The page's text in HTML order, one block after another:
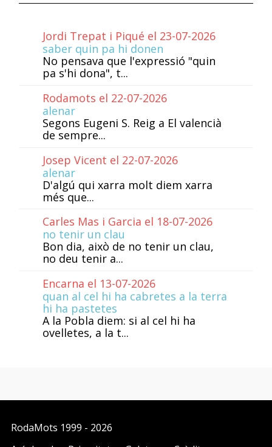
Jordi Trepat i Piqué el 23-07-2026
saber quin pa hi donen
No pensava que l'expressió "quin
pa s'hi dona", t...
Rodamots el 22-07-2026
alenar
Segons Eugeni S. Reig a El valencià
de sempre...
Josep Vicent el 22-07-2026
alenar
D'algú qui xarra molt diem xarra
més que...
Carles Mas i Garcia el 18-07-2026
no tenir un clau
Bon dia, això de no tenir un clau,
no deu tenir a...
Encarna el 13-07-2026
quan al cel hi ha cabretes a la terra
hi ha pastetes
A la Pobla diem: si al cel hi ha
ovelletes, a la t...
RodaMots 1999 - 2026